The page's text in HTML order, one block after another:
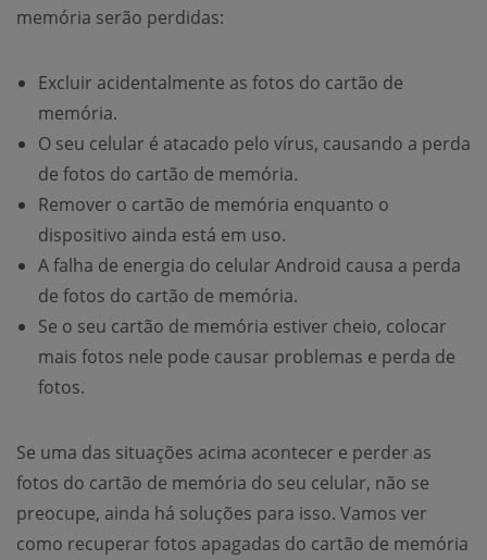
memória serão perdidas:
Excluir acidentalmente as fotos do cartão de
memória.
O seu celular é atacado pelo vírus, causando a perda
de fotos do cartão de memória.
Remover o cartão de memória enquanto o
dispositivo ainda está em uso.
A falha de energia do celular Android causa a perda
de fotos do cartão de memória.
Se o seu cartão de memória estiver cheio, colocar
mais fotos nele pode causar problemas e perda de
fotos.
Se uma das situações acima acontecer e perder as
fotos do cartão de memória do seu celular, não se
preocupe, ainda há soluções para isso. Vamos ver
como recuperar fotos apagadas do cartão de memória